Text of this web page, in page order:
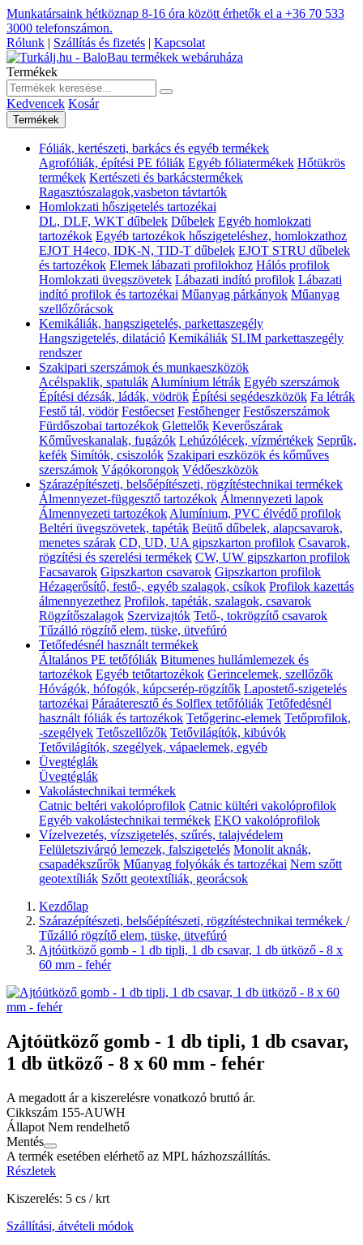
Munkatársaink hétköznap 8-16 óra között érhetők el a +36 70 533
3000 telefonszámon.
Rólunk | Szállítás és fizetés | Kapcsolat
Termékek
Kedvencek Kosár
Termékek
Fóliák, kertészeti, barkács és egyéb termékek
Agrofóliák, építési PE fóliák Egyéb fóliatermékek Hőtükrös
termékek Kertészeti és barkácstermékek
Ragasztószalagok,vasbeton távtartók
Homlokzati hőszigetelés tartozékai
DL, DLF, WKT dűbelek Dűbelek Egyéb homlokzati
tartozékok Egyéb tartozékok hőszigeteléshez, homlokzathoz
EJOT H4eco, IDK-N, TID-T dűbelek EJOT STRU dűbelek
és tartozékok Elemek lábazati profilokhoz Hálós profilok
Homlokzati üvegszövetek Lábazati indító profilok Lábazati
indító profilok és tartozékai Műanyag párkányok Műanyag
szellőzőrácsok
Kemikáliák, hangszigetelés, parkettaszegély
Hangszigetelés, dilatáció Kemikáliák SLIM parkettaszegély
rendszer
Szakipari szerszámok és munkaeszközök
Acélspaklik, spatulák Alumínium létrák Egyéb szerszámok
Építési dézsák, ládák, vödrök Építési segédeszközök Fa létrák
Festő tál, vödör Festőecset Festőhenger Festőszerszámok
Fürdőszobai tartozékok Glettelők Keverőszárak
Kőműveskanalak, fugázók Lehúzólécek, vízmértékek Seprűk,
kefék Simítók, csiszolók Szakipari eszközök és kőműves
szerszámok Vágókorongok Védőeszközök
Szárazépítészeti, belsőépítészeti, rögzítéstechnikai termékek
Álmennyezet-függesztő tartozékok Álmennyezeti lapok
Álmennyezeti tartozékok Alumínium, PVC élvédő profilok
Beltéri üvegszövetek, tapéták Beütő dűbelek, alapcsavarok,
menetes szárak CD, UD, UA gipszkarton profilok Csavarok,
rögzítési és szerelési termékek CW, UW gipszkarton profilok
Facsavarok Gipszkarton csavarok Gipszkarton profilok
Hézagerősítő, festő-, egyéb szalagok, csíkok Profilok kazettás
álmennyezethez Profilok, tapéták, szalagok, csavarok
Rögzítőszalagok Szervizajtók Tető-, tokrögzítő csavarok
Tűzálló rögzítő elem, tüske, ütvefúró
Tetőfedésnél használt termékek
Általános PE tetőfóliák Bitumenes hullámlemezek és
tartozékok Egyéb tetőtartozékok Gerincelemek, szellőzők
Hóvágók, hófogók, kúpcserép-rögzítők Lapostető-szigetelés
tartozékai Páraáteresztő és Solflex tetőfóliák Tetőfedésnél
használt fóliák és tartozékok Tetőgerinc-elemek Tetőprofilok,
-szegélyek Tetőszellőzők Tetővilágítók, kibúvók
Tetővilágítók, szegélyek, vápaelemek, egyéb
Üvegtéglák
Üvegtéglák
Vakolástechnikai termékek
Catnic beltéri vakolóprofilok Catnic kültéri vakolóprofilok
Egyéb vakolástechnikai termékek EKO vakolóprofilok
Vízelvezetés, vízszigetelés, szűrés, talajvédelem
Felületszivárgó lemezek, falszigetelés Monolit aknák,
csapadékszűrők Műanyag folyókák és tartozékai Nem szőtt
geotextíliák Szőtt geotextíliák, georácsok
Kezdőlap
Szárazépítészeti, belsőépítészeti, rögzítéstechnikai termékek /
Tűzálló rögzítő elem, tüske, ütvefúró
Ajtóütköző gomb - 1 db tipli, 1 db csavar, 1 db ütköző - 8 x
60 mm - fehér
Ajtóütköző gomb - 1 db tipli, 1 db csavar,
1 db ütköző - 8 x 60 mm - fehér
A megadott ár a kiszerelésre vonatkozó bruttó ár.
Cikkszám 155-AUWH
Állapot Nem rendelhető
Mentés
A termék esetében elérhető az MPL házhozszállítás.
Részletek
Kiszerelés: 5 cs / krt
Szállítási, átvételi módok